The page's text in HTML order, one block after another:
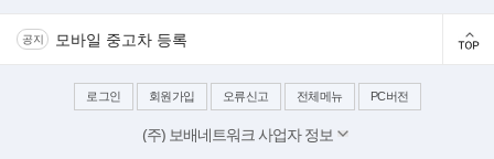
공지 모바일 중고차 등록
로그인 회원가입 오류신고 전체메뉴 PC버전
(주) 보배네트워크 사업자 정보